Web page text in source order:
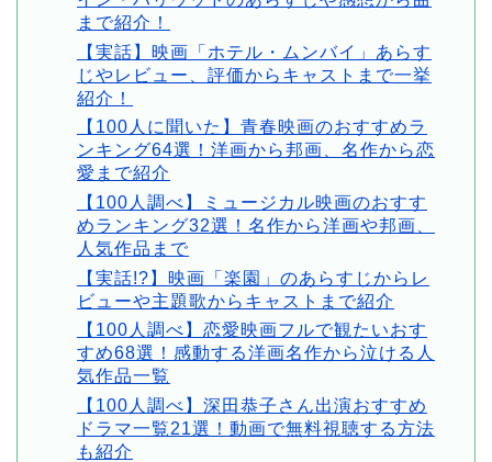
まで紹介！
【実話】映画「ホテル・ムンバイ」あらす
じやレビュー、評価からキャストまで一挙
紹介！
【100人に聞いた】青春映画のおすすめラ
ンキング64選！洋画から邦画、名作から恋
愛まで紹介
【100人調べ】ミュージカル映画のおすす
めランキング32選！名作から洋画や邦画、
人気作品まで
【実話!?】映画「楽園」のあらすじからレ
ビューや主題歌からキャストまで紹介
【100人調べ】恋愛映画フルで観たいおす
すめ68選！感動する洋画名作から泣ける人
気作品一覧
【100人調べ】深田恭子さん出演おすすめ
ドラマ一覧21選！動画で無料視聴する方法
も紹介